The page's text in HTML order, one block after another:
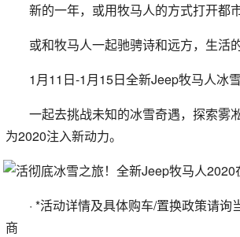
新的一年，或用牧马人的方式打开都
或和牧马人一起驰骋诗和远方，生活
1月11日-1月15日全新Jeep牧马人冰
一起去挑战未知的冰雪奇遇，探索雾
为2020注入新动力。
· *活动详情及具体购车/置换政策请询
商